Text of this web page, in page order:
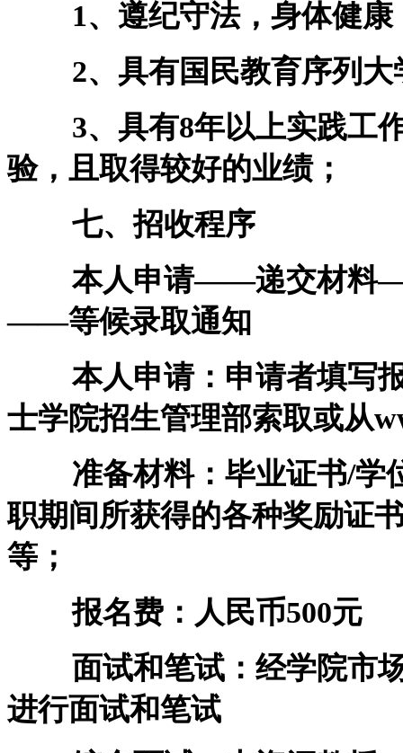
1、遵纪守法，身体健康
2、具有国民教育序列大
3、具有8年以上实践工作
验，且取得较好的业绩；
七、招收程序
本人申请——递交材料
——等候录取通知
本人申请：申请者填写报
士学院招生管理部索取或从
准备材料：毕业证书/学
职期间所获得的各种奖励证
等；
报名费：人民币500元
面试和笔试：经学院市场
进行面试和笔试